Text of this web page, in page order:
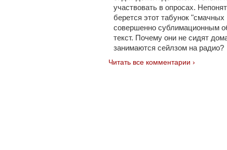
участвовать в опросах.
берется этот табунок
совершенно сублимационным
текст. Почему они не сидят
занимаются сейлзом на радио?
Читать все комментарии ›